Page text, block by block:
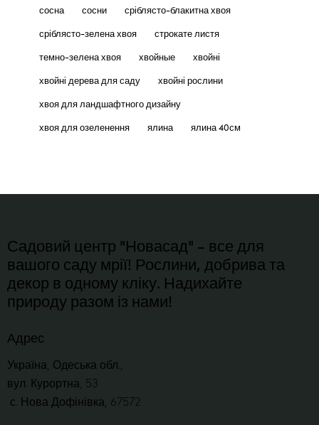
сосна
сосни
сріблясто-блакитна хвоя
сріблясто-зелена хвоя
строкате листя
темно-зелена хвоя
хвойные
хвойні
хвойні дерева для саду
хвойні рослини
хвоя для ландшафтного дизайну
хвоя для озеленення
ялина ялина 40см
Садовий центр "Новасад" - все для
вашого саду мрії! Рослини, добрива та
декор в одному кліку. Надихайте
природу разом із нами!
Адрес
Україна, Одеська обл.,
вул. Курортна, 53
с. Нова Дофінівка, 67572